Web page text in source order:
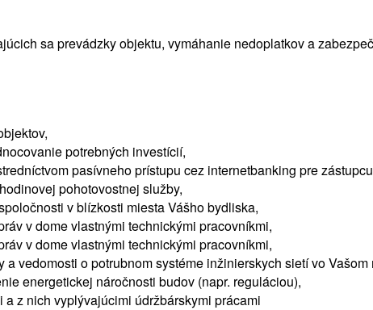
sa prevádzky objektu, vymáhanie nedoplatkov a
potrebných investícií,
pasívneho prístupu cez internetbanking pre
pohotovostnej služby,
v blízkosti miesta Vášho bydliska,
v dome vlastnými technickými pracovníkmi,
v dome vlastnými technickými pracovníkmi,
vedomosti o potrubnom systéme inžinierskych sietí vo Vašom
energetickej náročnosti budov (napr. reguláciou),
z nich vyplývajúcimi údržbárskymi prácami